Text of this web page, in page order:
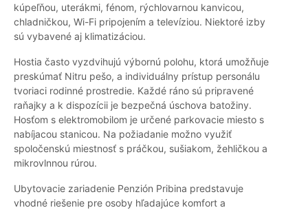
kúpeľňou, uterákmi, fénom, rýchlovarnou kanvicou,
chladničkou, Wi-Fi pripojením a televíziou. Niektoré izby
sú vybavené aj klimatizáciou.
Hostia často vyzdvihujú výbornú polohu, ktorá umožňuje
preskúmať Nitru pešo, a individuálny prístup personálu
tvoriaci rodinné prostredie. Každé ráno sú pripravené
raňajky a k dispozícii je bezpečná úschova batožiny.
Hosťom s elektromobilom je určené parkovacie miesto s
nabíjacou stanicou. Na požiadanie možno využiť
spoločenskú miestnosť s práčkou, sušiakom, žehličkou a
mikrovlnnou rúrou.
Ubytovacie zariadenie Penzión Pribina predstavuje
vhodné riešenie pre osoby hľadajúce komfort a